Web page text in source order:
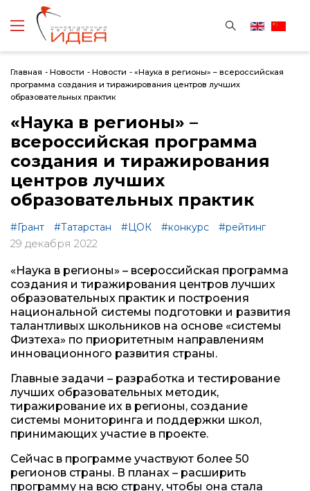
Главная - Новости - Новости - «Наука в регионы» – всероссийская
программа создания и тиражирования центров лучших
образовательных практик
«Наука в регионы» –
всероссийская программа
создания и тиражирования
центров лучших
образовательных практик
#Грант #Татарстан #ЦОК #конкурс #рейтинг
29 декабря 2022
«Наука в регионы» – всероссийская программа
создания и тиражирования центров лучших
образовательных практик и построения
национальной системы подготовки и развития
талантливых школьников на основе «системы
Физтеха» по приоритетным направлениям
инновационного развития страны.
Главные задачи – разработка и тестирование
лучших образовательных методик,
тиражирование их в регионы, создание
системы мониторинга и поддержки школ,
принимающих участие в проекте.
Сейчас в программе участвуют более 50
регионов страны. В планах – расширить
программу на всю страну, чтобы она стала